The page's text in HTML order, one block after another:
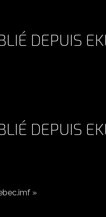
DEPUIS
DEPUIS
»